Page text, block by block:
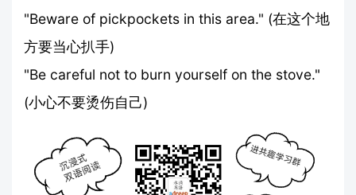
"Beware of pickpockets in this area." (在这个地
方要当心扒手)
"Be careful not to burn yourself on the stove."
(小心不要烫伤自己)